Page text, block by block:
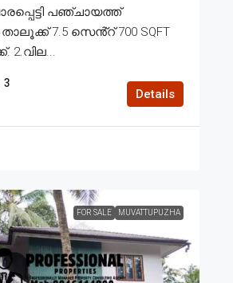
പഞ്ചായത്ത്
7.5 സെൻ്റ് 700 SQFT
2.വില...
3
Details
FOR SALE MUVATTUPUZHA